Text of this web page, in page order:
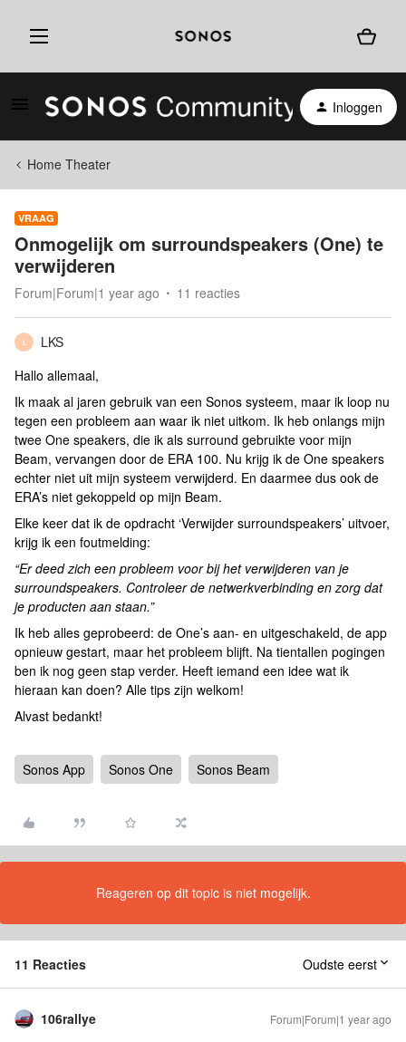
Inloggen
Home Theater
VRAAG
Onmogelijk om surroundspeakers (One) te
verwijderen
Forum|Forum|1 year ago 11 reacties
L
LKS
Hallo allemaal,
Ik maak al jaren gebruik van een Sonos systeem, maar ik loop nu
tegen een probleem aan waar ik niet uitkom. Ik heb onlangs mijn
twee One speakers, die ik als surround gebruikte voor mijn
Beam, vervangen door de ERA 100. Nu krijg ik de One speakers
echter niet uit mijn systeem verwijderd. En daarmee dus ook de
ERA’s niet gekoppeld op mijn Beam.
Elke keer dat ik de opdracht ‘Verwijder surroundspeakers’ uitvoer,
krijg ik een foutmelding:
“Er deed zich een probleem voor bij het verwijderen van je
surroundspeakers. Controleer de netwerkverbinding en zorg dat
je producten aan staan.”
Ik heb alles geprobeerd: de One’s aan- en uitgeschakeld, de app
opnieuw gestart, maar het probleem blijft. Na tientallen pogingen
ben ik nog geen stap verder. Heeft iemand een idee wat ik
hieraan kan doen? Alle tips zijn welkom!
Alvast bedankt!
Sonos App Sonos One Sonos Beam
Reageren op dit topic is niet mogelijk.
11 Reacties Oudste eerst
106rallye Forum|Forum|1 year ago